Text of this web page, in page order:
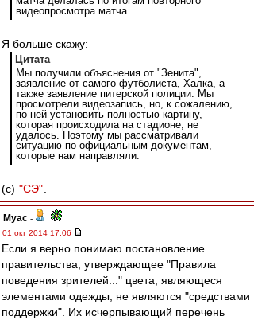
видеопросмотра матча
Я больше скажу:
Цитата
Мы получили объяснения от "Зенита",
заявление от самого футболиста, Халка, а
также заявление питерской полиции. Мы
просмотрели видеозапись, но, к сожалению,
по ней установить полностью картину,
которая происходила на стадионе, не
удалось. Поэтому мы рассматривали
ситуацию по официальным документам,
которые нам направляли.
(c) "СЭ"
Myac -
01 окт 2014 17:06
Если я верно понимаю постановление
правительства, утверждающее "Правила
поведения зрителей..." цвета, являющеся
элементами одежды, не являются "средствами
поддержки". Их исчерпывающий перечень